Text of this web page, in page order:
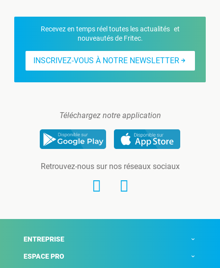
Recevez en temps réel toutes les actualités et
nouveautés de Fritec.
INSCRIVEZ-VOUS À NOTRE NEWSLETTER
Téléchargez notre application
Retrouvez-nous sur nos réseaux sociaux
ENTREPRISE
ESPACE PRO